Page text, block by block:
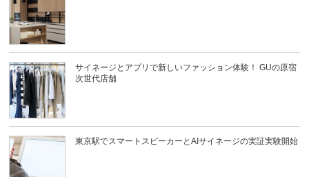
サイネージとアプリで新しいファッション体験！ GUの原宿
次世代店舗
東京駅でスマートスピーカーとAIサイネージの実証実験開始